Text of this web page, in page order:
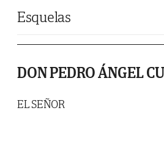
Esquelas
DON PEDRO ÁNGEL
EL SEÑOR